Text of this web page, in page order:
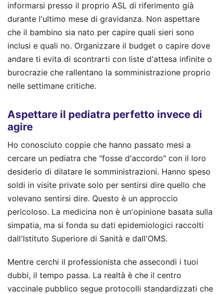
informarsi presso il proprio ASL di riferimento già
durante l'ultimo mese di gravidanza. Non aspettare
che il bambino sia nato per capire quali sieri sono
inclusi e quali no. Organizzare il budget o capire dove
andare ti evita di scontrarti con liste d'attesa infinite o
burocrazie che rallentano la somministrazione proprio
nelle settimane critiche.
Aspettare il pediatra perfetto invece di
agire
Ho conosciuto coppie che hanno passato mesi a
cercare un pediatra che "fosse d'accordo" con il loro
desiderio di dilatare le somministrazioni. Hanno speso
soldi in visite private solo per sentirsi dire quello che
volevano sentirsi dire. Questo è un approccio
pericoloso. La medicina non è un'opinione basata sulla
simpatia, ma si fonda su dati epidemiologici raccolti
dall'Istituto Superiore di Sanità e dall'OMS.
Mentre cerchi il professionista che assecondi i tuoi
dubbi, il tempo passa. La realtà è che il centro
vaccinale pubblico segue protocolli standardizzati che